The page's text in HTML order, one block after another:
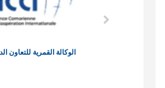
الوكالة القمرية للتعاون الدولي